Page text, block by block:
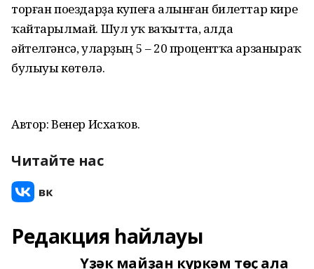
торған поездарҙа купеға алынған билеттар кире
ҡайтарылмай. Шул уҡ ваҡытта, алда
әйтелгәнсә, уларҙың 5 – 20 процентҡа арзаныраҡ
булыуы көтөлә.
Автор: Венер Исхаҡов.
Читайте нас
Редакция һайлауы
Үҙәк майҙан күркәм төҫ ала